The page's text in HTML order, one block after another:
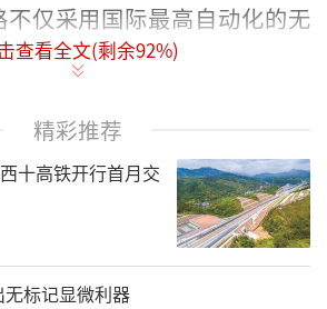
仅采用国际最高自动化的无
首次将全自动运行、云平台、
线，而在这些“智慧”科技背
“智造”的加持。
查看全文(剩余92%)
精彩推荐
十高铁开行首月交
标记显微利器